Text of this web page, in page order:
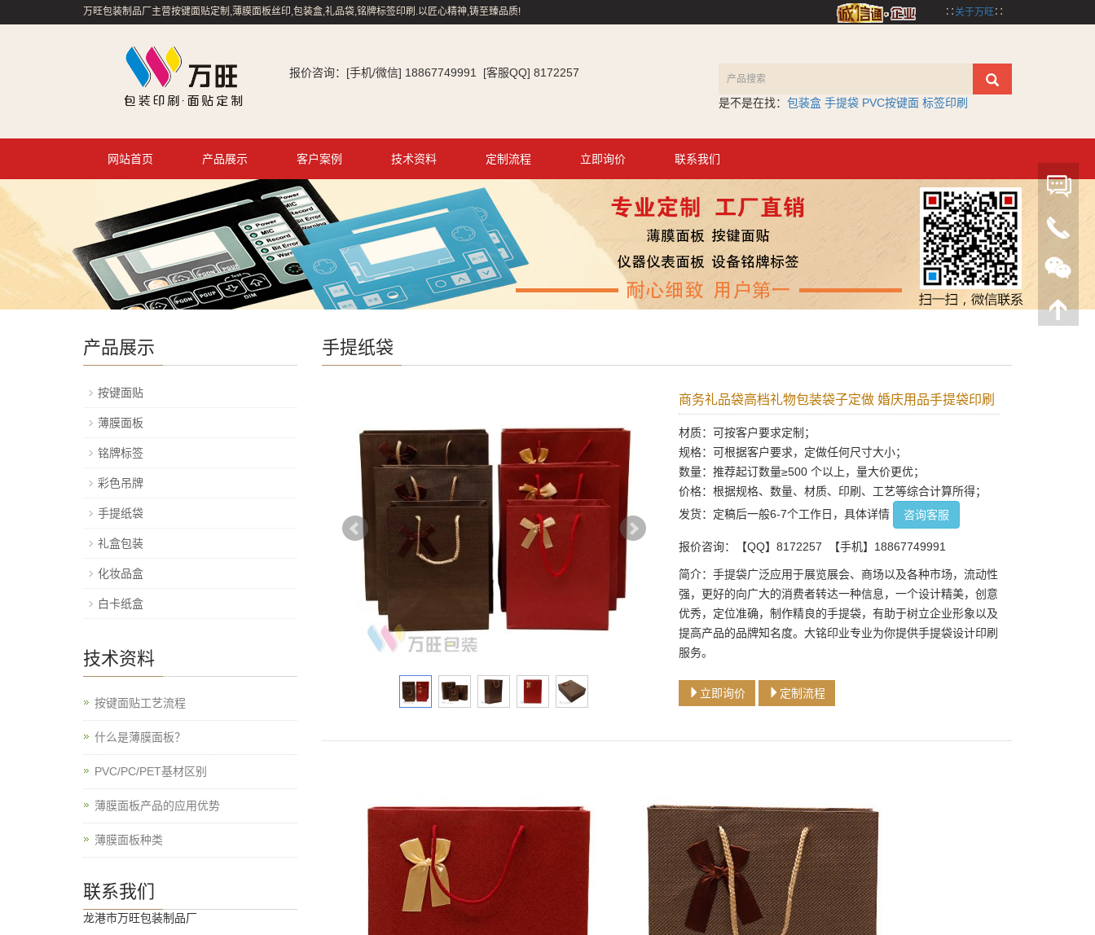
万旺包装制品厂主营按键面贴定制,薄膜面板丝印,包装盒,礼品袋,铭牌标签印刷.以匠心精神,铸至臻品质! ∷ 关于万旺∷
报价咨询：[手机/微信] 18867749991 [客服QQ] 8172257
是不是在找： 包装盒 手提袋 PVC按键面 标签印刷
网站首页 产品展示 客户案例 技术资料 定制流程 立即询价 联系我们
手提纸袋
商务礼品袋高档礼物包装袋子定做 婚庆用品手提袋印刷
材质：可按客户要求定制；
规格：可根据客户要求，定做任何尺寸大小；
数量：推荐起订数量≥500 个以上，量大价更优；
价格：根据规格、数量、材质、印刷、工艺等综合计算所得；
发货：定稿后一般6-7个工作日，具体详情
咨询客服
报价咨询：【QQ】8172257 【手机】18867749991
简介：手提袋广泛应用于展览展会、商场以及各种市场，流动性
强，更好的向广大的消费者转达一种信息，一个设计精美，创意
优秀，定位准确，制作精良的手提袋，有助于树立企业形象以及
提高产品的品牌知名度。大铭印业专业为你提供手提袋设计印刷
服务。
立即询价 定制流程
产品展示
按键面贴
薄膜面板
铭牌标签
彩色吊牌
手提纸袋
礼盒包装
化妆品盒
白卡纸盒
技术资料
按键面贴工艺流程
什么是薄膜面板？
PVC/PC/PET基材区别
薄膜面板产品的应用优势
薄膜面板种类
联系我们
龙港市万旺包装制品厂